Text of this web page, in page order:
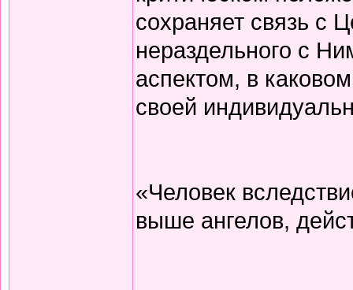
сохраняет связь с
нераздельного с
аспектом, в
своей
«Человек
выше ангелов,